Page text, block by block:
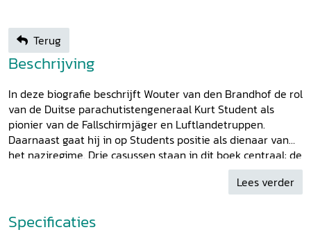
Terug
Beschrijving
In deze biografie beschrijft Wouter van den Brandhof de rol
van de Duitse parachutistengeneraal Kurt Student als
pionier van de Fallschirmjäger en Luftlandetruppen.
Daarnaast gaat hij in op Students positie als dienaar van
het naziregime. Drie casussen staan in dit boek centraal: de
gevechten te Rotterdam gedurende de meidagen van 1940,
met het verwoestende bombardement, de luchtlandingen
1944. Om de persoonlijkheid van Kurt Student en zijn
optreden als vernieuwer beter te kunnen duiden, worden
Lees verder
Specificaties